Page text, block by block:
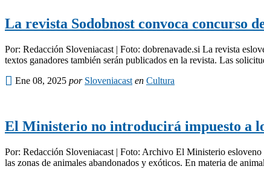
La revista Sodobnost convoca concurso
Por: Redacción Sloveniacast | Foto: dobrenavade.si La revista
textos ganadores también serán publicados en la revista. Las
Ene 08, 2025 por Sloveniacast en Cultura
El Ministerio no introducirá impuesto a
Por: Redacción Sloveniacast | Foto: Archivo El Ministerio
las zonas de animales abandonados y exóticos. En materia de